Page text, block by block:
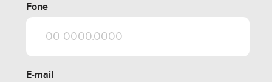
Fone
E-mail